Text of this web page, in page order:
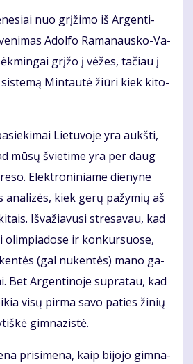
nuo grį­ži­mo iš Ar­gen­ti­
Adol­fo Ra­ma­naus­ko-Va­
grį­žo į vė­žes, ta­čiau į
Min­tau­tė žiū­ri kiek ki­to­
Lie­tu­vo­je yra aukš­ti,
mū­sų švie­ti­me yra per daug
Elek­tro­ni­nia­me die­ny­ne
kiek ge­rų pa­žy­mių aš
Iš­va­žia­vu­si stre­sa­vau, kad
olim­pia­do­se ir kon­kur­suo­se,
(gal nu­ken­tės) ma­no ga­
Bet Ar­gen­ti­no­je su­pra­tau, kad
vi­sų pir­ma sa­vo pa­ties ži­nių
gim­na­zis­tė.
pri­si­me­na, kaip bi­jo­jo gim­na­